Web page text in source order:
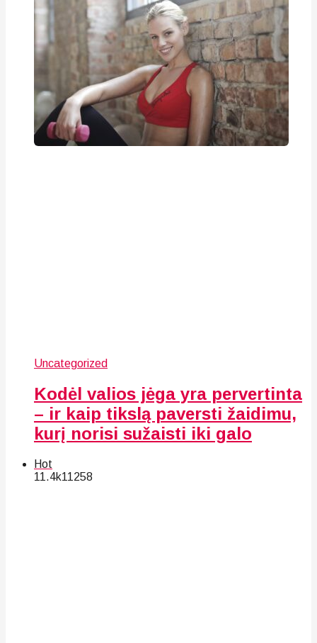
Uncategorized
Kodėl valios jėga yra pervertinta
– ir kaip tikslą paversti žaidimu,
kurį norisi sužaisti iki galo
Hot
11.4k11258